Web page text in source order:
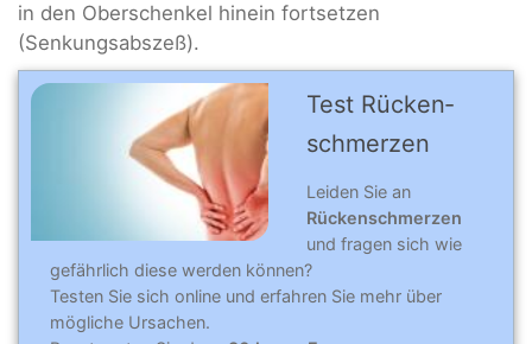
in den Oberschenkel hinein fortsetzen
(Senkungsabszeß).
Test Rücken­
schmer­zen
Leiden Sie an
Rückenschmerzen
und fragen sich wie
gefährlich diese werden können?
Testen Sie sich online und erfahren Sie mehr über
mögliche Ursachen.